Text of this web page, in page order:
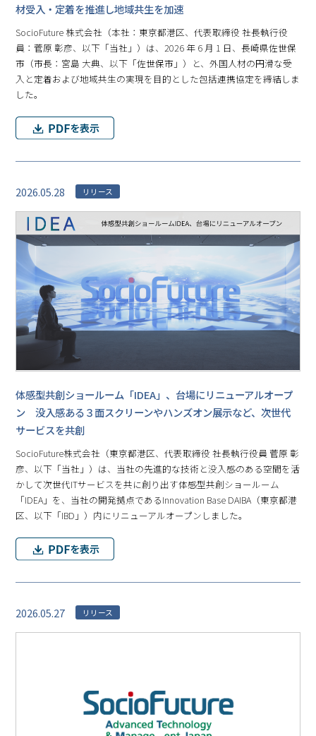
材受入・定着を推進し地域共生を加速
SocioFuture 株式会社（本社：東京都港区、代表取締役 社長執行役
員：菅原 彰彦、以下「当社」）は、2026 年 6 月 1 日、長崎県佐世保
市（市長：宮島 大典、以下「佐世保市」）と、外国人材の円滑な受
入と定着および地域共生の実現を目的とした包括連携協定を締結しま
した。
2026.05.28 リリース
体感型共創ショールーム「IDEA」、台場にリニューアルオープ
ン 没入感ある３面スクリーンやハンズオン展示など、次世代
サービスを共創
SocioFuture株式会社（東京都港区、代表取締役 社長執行役員 菅原 彰
彦、以下「当社」）は、当社の先進的な技術と没入感のある空間を活
かして次世代ITサービスを共に創り出す体感型共創ショールーム
「IDEA」を、当社の開発拠点であるInnovation Base DAIBA（東京都港
区、以下「IBD」）内にリニューアルオープンしました。
2026.05.27 リリース